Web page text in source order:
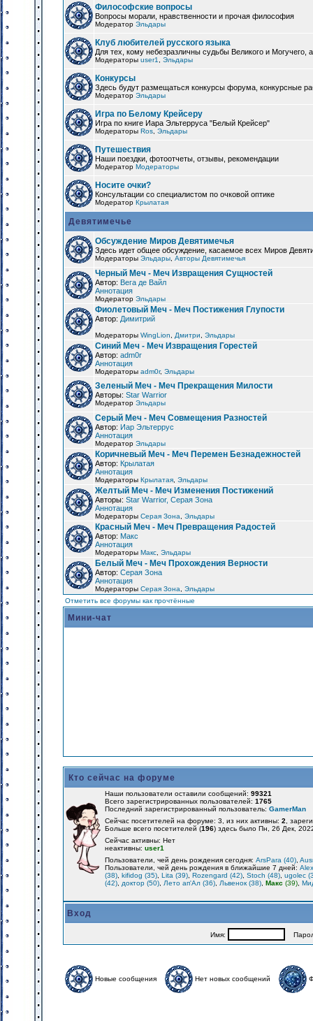
Философские вопросы
Вопросы морали, нравственности и прочая философия
Модератор Эльдары
Клуб любителей русского языка
Для тех, кому небезразличны судьбы Великого и Могучего,
Модераторы user1 Эльдары
Конкурсы
Здесь будут размещаться конкурсы форума, конкурсные
Модератор Эльдары
Игра по Белому Крейсеру
Игра по книге Иара Эльтерруса "Белый Крейсер"
Модераторы Ros Эльдары
Путешествия
Наши поездки, фотоотчеты, отзывы, рекомендации
Модератор Модераторы
Носите очки?
Консультации со специалистом по очковой оптике
Модератор Крылатая
Девятимечье
Обсуждение Миров Девятимечья
Здесь идет общее обсуждение, касаемое всех Миров
Модераторы Эльдары Авторы Девятимечья
Черный Меч - Меч Извращения Сущностей
Автор: Вега де Вайл
Аннотация
Модератор Эльдары
Фиолетовый Меч - Меч Постижения Глупости
Автор: Димитрий
Модераторы WingLion Дмитри Эльдары
Синий Меч - Меч Извращения Горестей
Автор: adm0r
Аннотация
Модераторы adm0r, Эльдары
Зеленый Меч - Меч Прекращения Милости
Авторы: Star Warrior
Модератор Эльдары
Серый Меч - Меч Совмещения Разностей
Автор: Иар Эльтеррус
Аннотация
Модератор Эльдары
Коричневый Меч - Меч Перемен Безнадежностей
Автор: Крылатая
Аннотация
Модераторы Крылатая Эльдары
Желтый Меч - Меч Изменения Постижений
Авторы: Star Warrior, Серая Зона
Аннотация
Модераторы Серая Зона Эльдары
Красный Меч - Меч Превращения Радостей
Автор: Макс
Аннотация
Модераторы Макс Эльдары
Белый Меч - Меч Прохождения Верности
Автор: Серая Зона
Аннотация
Модераторы Серая Зона
Эльдары
Отметить все форумы как прочтённые
Мини-чат
Кто сейчас на форуме
Наши пользователи оставили сообщений: 99321
Всего зарегистрированных пользователей: 1765
Последний зарегистрированный пользователь: GamerMan
Сейчас посетителей на форуме: 3, из них активны: 2 ,
Больше всего посетителей (196) здесь было Пн, 26 Дек,
Сейчас активны: Нет
неактивны: user1
Пользователи, чей день рождения сегодня: ArsPara (40)
Пользователи, чей день рождения в ближайшие 7 дней:
(38) kifidog (35) Lita (39) Rozengard (42) Stoch (48) ugolec
(42)
доктор (50) Лето ап'Ал (36) Львенок (38) Макс (39)
Вход
Имя:
Новые сообщения Нет новых сообщений